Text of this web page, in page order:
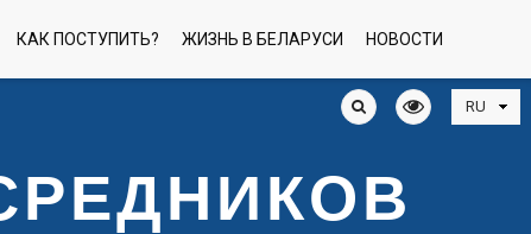
КАК ПОСТУПИТЬ? ЖИЗНЬ В БЕЛАРУСИ НОВОСТИ